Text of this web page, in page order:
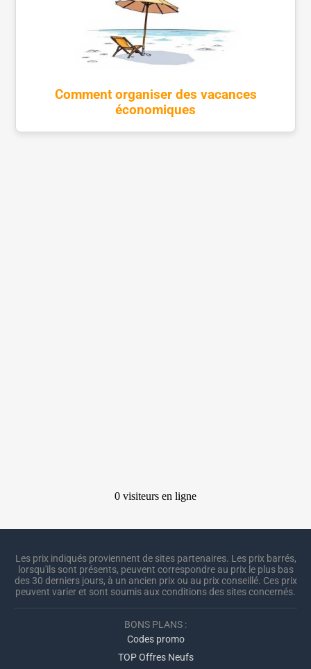
Comment organiser des vacances
économiques
Les prix indiqués proviennent de sites partenaires. Les prix barrés,
lorsqu'ils sont présents, peuvent correspondre au prix le plus bas
des 30 derniers jours, à un ancien prix ou au prix conseillé. Ces prix
peuvent varier et sont soumis aux conditions des sites concernés.
BONS PLANS :
Codes promo
TOP Offres Neufs